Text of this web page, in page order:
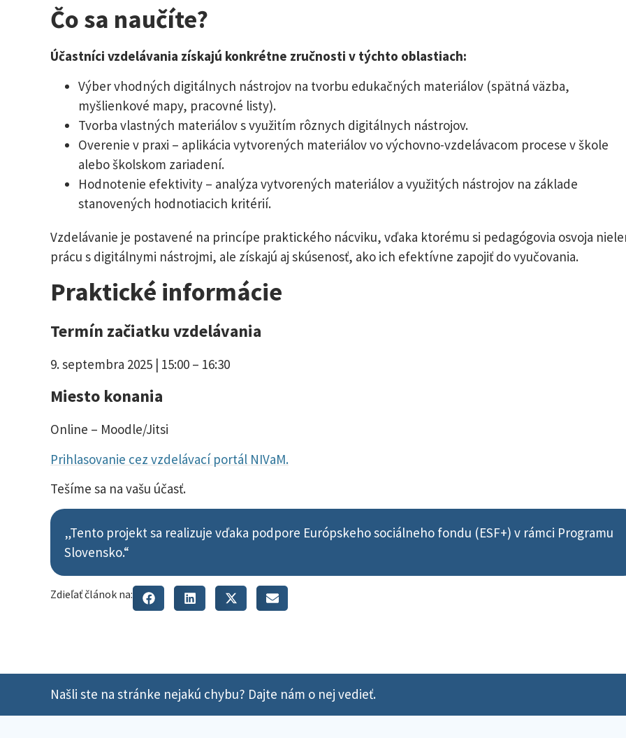
Čo sa naučíte?
Účastníci vzdelávania získajú konkrétne zručnosti v týchto oblastiach:
Výber vhodných digitálnych nástrojov na tvorbu edukačných materiálov (spätná väzba,
myšlienkové mapy, pracovné listy).
Tvorba vlastných materiálov s využitím rôznych digitálnych nástrojov.
Overenie v praxi – aplikácia vytvorených materiálov vo výchovno-vzdelávacom procese v škole
alebo školskom zariadení.
Hodnotenie efektivity – analýza vytvorených materiálov a využitých nástrojov na základe
stanovených hodnotiacich kritérií.
Vzdelávanie je postavené na princípe praktického nácviku, vďaka ktorému si pedagógovia osvoja
prácu s digitálnymi nástrojmi, ale získajú aj skúsenosť, ako ich efektívne zapojiť do vyučovania.
Praktické informácie
Termín začiatku vzdelávania
9. septembra 2025 | 15:00 – 16:30
Miesto konania
Online – Moodle/Jitsi
Prihlasovanie cez vzdelávací portál NIVaM.
Tešíme sa na vašu účasť.
„Tento projekt sa realizuje vďaka podpore Európskeho sociálneho fondu (ESF+) v rámci Programu
Slovensko.“
Zdieľať článok na:
Našli ste na stránke nejakú chybu? Dajte nám o nej vedieť.